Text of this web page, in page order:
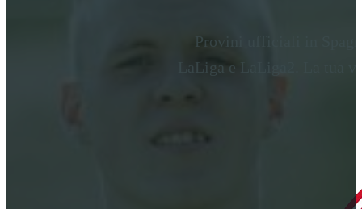
Provini ufficiali in
LaLiga e LaLiga2. La tua